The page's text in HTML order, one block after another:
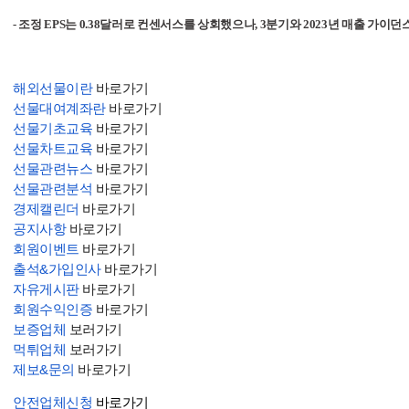
- 조정 EPS는 0.38달러로 컨센서스를 상회했으나, 3분기와 2023년 매출 가이던
해외선물이란바로가기
선물대여계좌란바로가기
선물기초교육 바로가기
선물차트교육 바로가기
선물관련뉴스 바로가기
선물관련분석 바로가기
경제캘린더 바로가기
공지사항바로가기
회원이벤트 바로가기
출석&가입인사바로가기
자유게시판바로가기
회원수익인증 바로가기
보증업체
보러가기
먹튀업체
보러가기
제보&문의 바로가기
안전업체신청 바로가기